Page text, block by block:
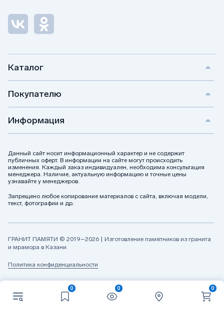
0 0 0
Каталог
Покупателю
Информация
Данный сайт носит информационный характер и не содержит
публичных оферт. В информации на сайте могут происходить
изменения. Каждый заказ индивидуален, необходима консультация
менеджера. Наличие, актуальную информацию и точные цены
узнавайте у менеджеров.
Запрещено любое копирование материалов с сайта, включая модели,
текст, фотографии и др.
ГРАНИТ ПАМЯТИ © 2019–2026 | Изготовление памятников из гранита
и мрамора в Казани
Политика конфиденциальности